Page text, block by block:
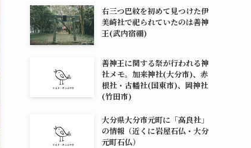
右三つ巴紋を初めて見つけた伊
美崎社で祀られていたのは善神
王(武内宿禰)
善神王に関する祭が行われる神
社メモ。加来神社(大分市)、赤
根社・古幡社(国東市)、岡神社
(竹田市)
大分県大分市元町に「高良社」
の情報（近くに岩屋石仏・大分
元町石仏）